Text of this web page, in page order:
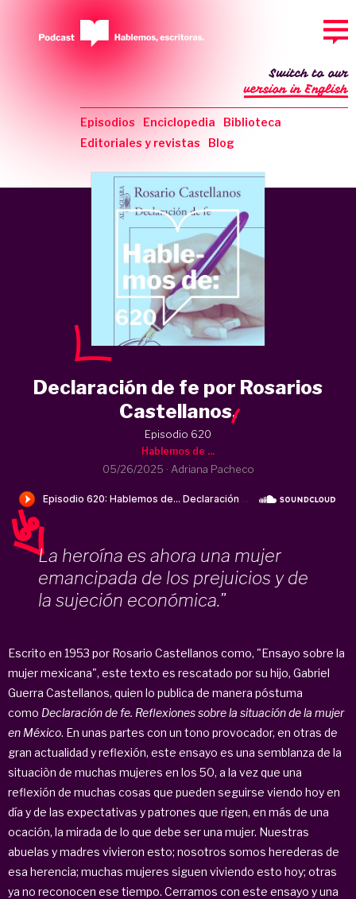
Episodios Enciclopedia
Biblioteca
Editoriales y revistas
Blog
Switch to our
version in English
Declaración de fe por Rosarios
Castellanos.
Episodio 620
Hablemos de ...
05/26/2025 · Adriana Pacheco
La heroína es ahora una mujer
emancipada de los prejuicios y de
la sujeción económica."
Escrito en 1953 por Rosario Castellanos como, "Ensayo sobre la
mujer mexicana", este texto es rescatado por su hijo, Gabriel
Guerra Castellanos, quien lo publica de manera póstuma
como Declaración de fe. Reflexiones sobre la situación de la mujer
en México. En unas partes con un tono provocador, en otras de
gran actualidad y reflexión, este ensayo es una semblanza de la
situaciòn de muchas mujeres en los 50, a la vez que una
reflexión de muchas cosas que pueden seguirse viendo hoy en
día y de las expectativas y patrones que rigen, en más de una
ocación, la mirada de lo que debe ser una mujer. Nuestras
abuelas y madres vivieron esto; nosotros somos herederas de
esa herencia; muchas mujeres siguen viviendo esto hoy; otras
ya no reconocen ese tiempo. Cerramos con este ensayo y una